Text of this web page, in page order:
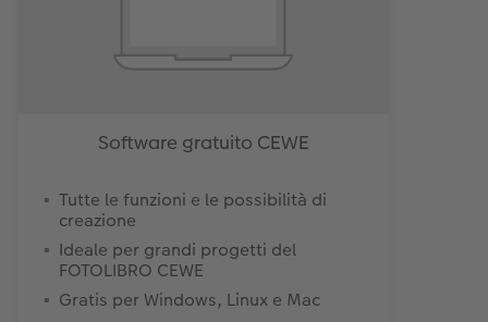
Software gratuito CEWE
Tutte le funzioni e le possibilità di
creazione
Ideale per grandi progetti del
FOTOLIBRO CEWE
Gratis per Windows, Linux e Mac